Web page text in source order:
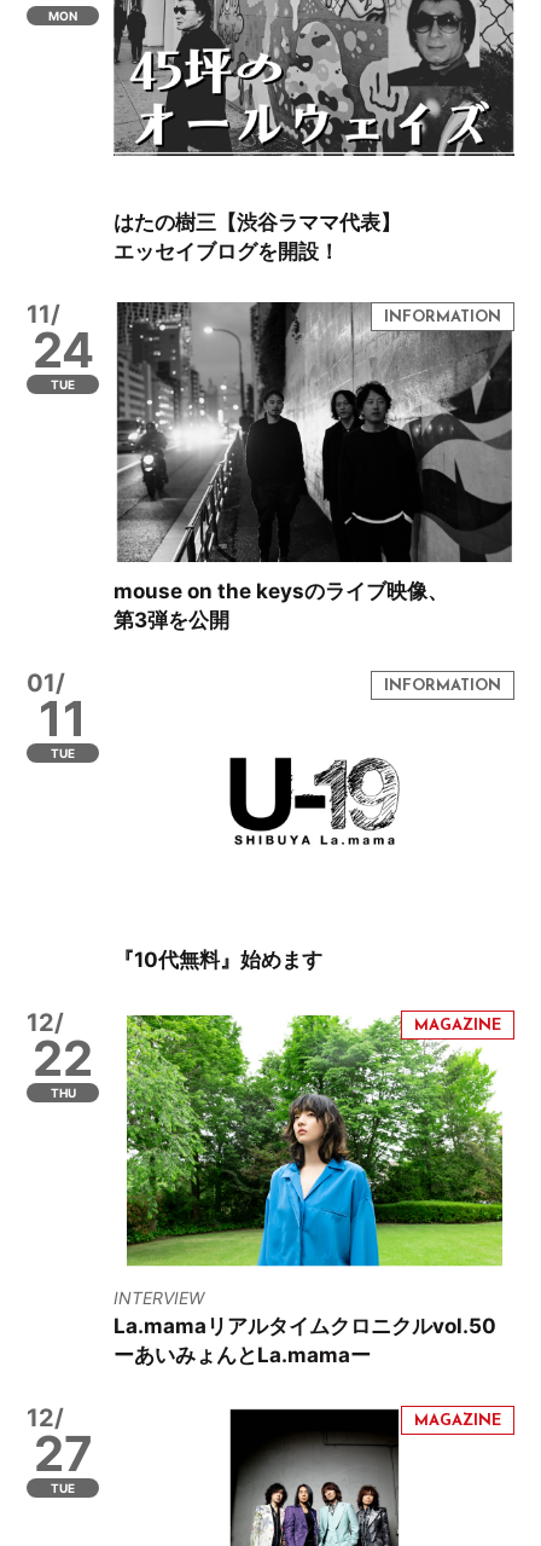
MON
はたの樹三【渋谷ラママ代表】
エッセイブログを開設！
11/
24
TUE
mouse on the keysのライブ映像、
第3弾を公開
01/
11
TUE
『10代無料』始めます
12/
22
THU
INTERVIEW
La.mamaリアルタイムクロニクルvol.50
ーあいみょんとLa.mamaー
12/
27
TUE